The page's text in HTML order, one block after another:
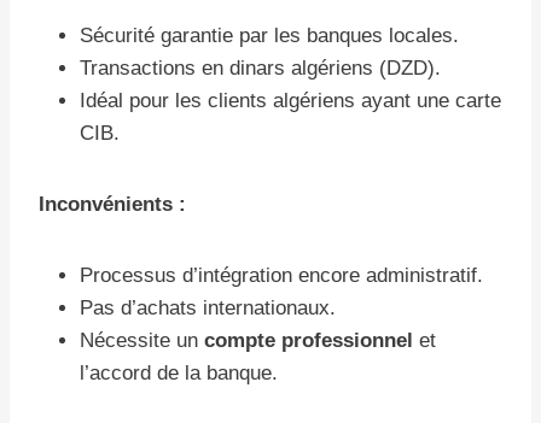
Sécurité garantie par les banques locales.
Transactions en dinars algériens (DZD).
Idéal pour les clients algériens ayant une carte
CIB.
Inconvénients :
Processus d’intégration encore administratif.
Pas d’achats internationaux.
Nécessite un compte professionnel et
l’accord de la banque.